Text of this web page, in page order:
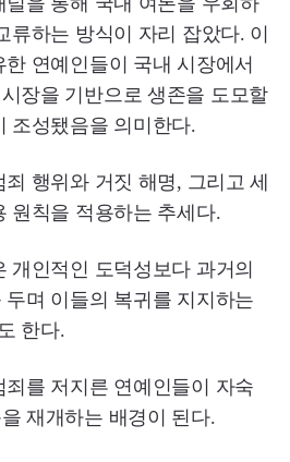
류하는 방식이 자리 잡았다. 이
연예인들이 국내 시장에서
장을 기반으로 생존을 도모할
조성됐음을 의미한다.
행위와 거짓 해명, 그리고 세
원칙을 적용하는 추세다.
개인적인 도덕성보다 과거의
며 이들의 복귀를 지지하는
한다.
를 저지른 연예인들이 자숙
재개하는 배경이 된다.